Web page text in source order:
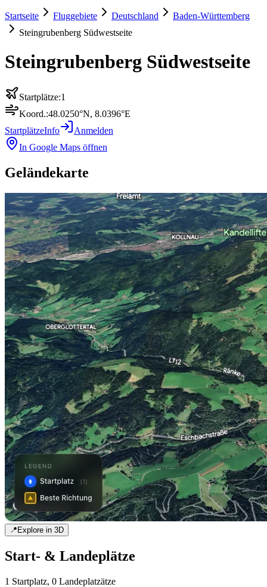
Startseite Fluggebiete Deutschland
Baden-Württemberg
Steingrubenberg Südwestseite
Steingrubenberg Südwestseite
Startplätze:1
Koord.:48.0250°N, 8.0396°E
StartplätzeInfo
Anmelden
In Google Maps öffnen
Geländekarte
📍Explore in 3D
Start- & Landeplätze
1 Startplatz, 0 Landeplatzätze